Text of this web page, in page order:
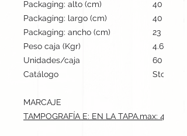
Packaging: alto (cm)
40
Packaging: largo (cm)
40
Packaging: ancho (cm)
23
Peso caja (Kgr)
4.6
Unidades/caja
60
Catálogo
Stock
MARCAJE
TAMPOGRAFÍA E: EN LA TAPA.max: 4.5x4.5